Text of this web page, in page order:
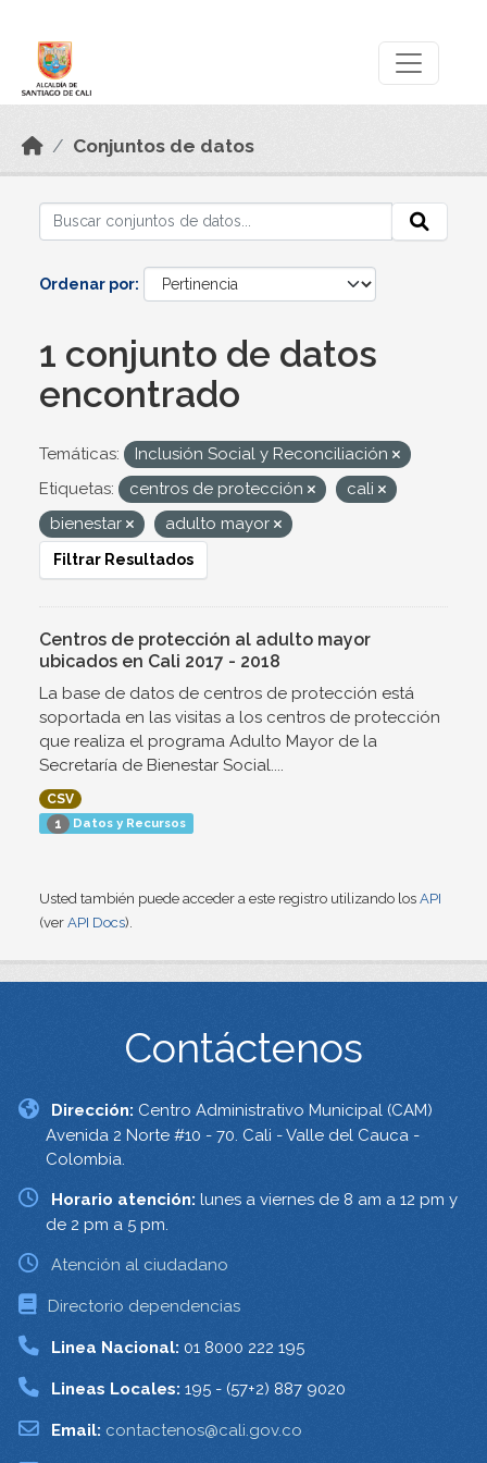
Conjuntos de datos
Ordenar por
1 conjunto de datos
encontrado
Temáticas:
Inclusión Social y Reconciliación
Etiquetas:
centros de protección
cali
bienestar
adulto mayor
Filtrar Resultados
Centros de protección al adulto mayor
ubicados en Cali 2017 - 2018
La base de datos de centros de protección está
soportada en las visitas a los centros de protección
que realiza el programa Adulto Mayor de la
Secretaría de Bienestar Social....
CSV
1 Datos y Recursos
Usted también puede acceder a este registro utilizando los API
(ver API Docs).
Contáctenos
Dirección: Centro Administrativo Municipal (CAM)
Avenida 2 Norte #10 - 70. Cali - Valle del Cauca -
Colombia.
Horario atención: lunes a viernes de 8 am a 12 pm y
de 2 pm a 5 pm.
Atención al ciudadano
Directorio dependencias
Linea Nacional: 01 8000 222 195
Lineas Locales: 195 - (57+2) 887 9020
Email: contactenos@cali.gov.co